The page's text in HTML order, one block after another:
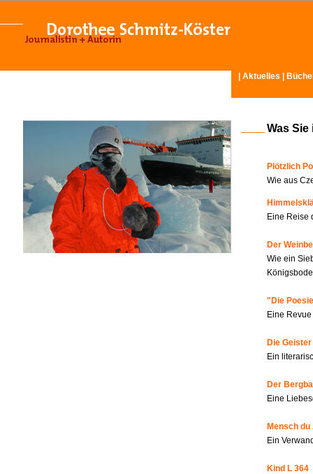
Aktuelles
Was
Plötzlich
Wie aus
Eine Reise
Der
Wie ein
"Die
Eine
Die
Ein
Der
Eine
Mensch du
Ein
Kind L 364